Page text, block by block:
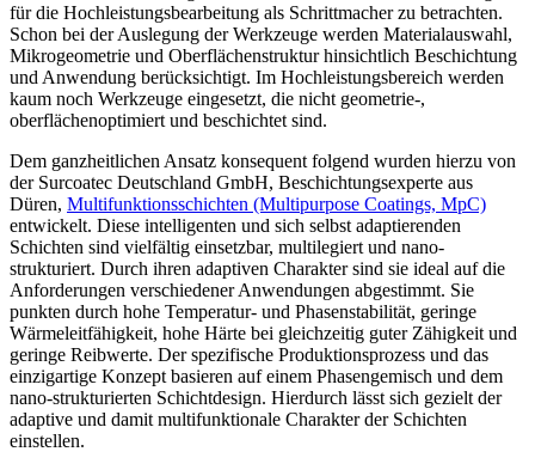
für die Hochleistungsbearbeitung als Schrittmacher zu betrachten.
Schon bei der Auslegung der Werkzeuge werden Materialauswahl,
Mikrogeometrie und Oberflächenstruktur hinsichtlich Beschichtung
und Anwendung berücksichtigt. Im Hochleistungsbereich werden
kaum noch Werkzeuge eingesetzt, die nicht geometrie-,
oberflächenoptimiert und beschichtet sind.
Dem ganzheitlichen Ansatz konsequent folgend wurden hierzu von
der Surcoatec Deutschland GmbH, Beschichtungsexperte aus
Düren, Multifunktionsschichten (Multipurpose Coatings, MpC)
entwickelt. Diese intelligenten und sich selbst adaptierenden
Schichten sind vielfältig einsetzbar, multilegiert und nano-
strukturiert. Durch ihren adaptiven Charakter sind sie ideal auf die
Anforderungen verschiedener Anwendungen abgestimmt. Sie
punkten durch hohe Temperatur- und Phasenstabilität, geringe
Wärmeleitfähigkeit, hohe Härte bei gleichzeitig guter Zähigkeit und
geringe Reibwerte. Der spezifische Produktionsprozess und das
einzigartige Konzept basieren auf einem Phasengemisch und dem
nano-strukturierten Schichtdesign. Hierdurch lässt sich gezielt der
adaptive und damit multifunktionale Charakter der Schichten
einstellen.